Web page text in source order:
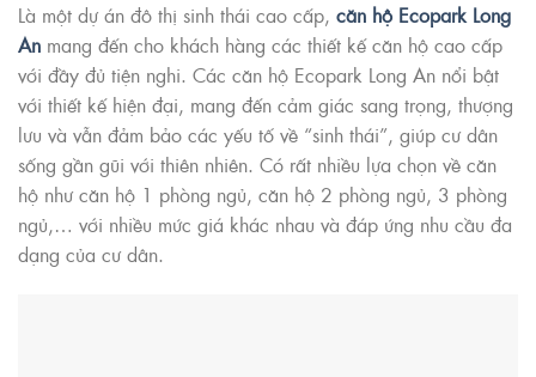
Là một dự án đô thị sinh thái cao cấp, căn hộ Ecopark Long
An mang đến cho khách hàng các thiết kế căn hộ cao cấp
với đầy đủ tiện nghi. Các căn hộ Ecopark Long An nổi bật
với thiết kế hiện đại, mang đến cảm giác sang trọng, thượng
lưu và vẫn đảm bảo các yếu tố về “sinh thái”, giúp cư dân
sống gần gũi với thiên nhiên. Có rất nhiều lựa chọn về căn
hộ như căn hộ 1 phòng ngủ, căn hộ 2 phòng ngủ, 3 phòng
ngủ,… với nhiều mức giá khác nhau và đáp ứng nhu cầu đa
dạng của cư dân.